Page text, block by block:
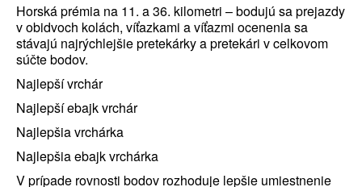
Horská prémia na 11. a 36. kilometri – bodujú sa prejazdy
v obidvoch kolách, víťazkami a víťazmi ocenenia sa
stávajú najrýchlejšie pretekárky a pretekári v celkovom
súčte bodov.
Najlepší vrchár
Najlepší ebajk vrchár
Najlepšia vrchárka
Najlepšia ebajk vrchárka
V prípade rovnosti bodov rozhoduje lepšie umiestnenie